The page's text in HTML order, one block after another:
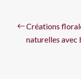
Créations
naturelles avec